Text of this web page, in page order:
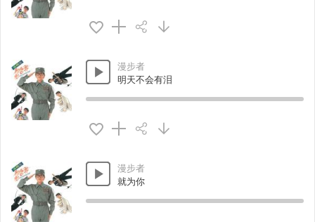
漫步者
明天不会有泪
漫步者
就为你